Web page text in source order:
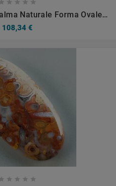
    
Naturale Forma Ovale
Fatto A Mano 35X21mm
6.15gm 1pz
108,34 €
    